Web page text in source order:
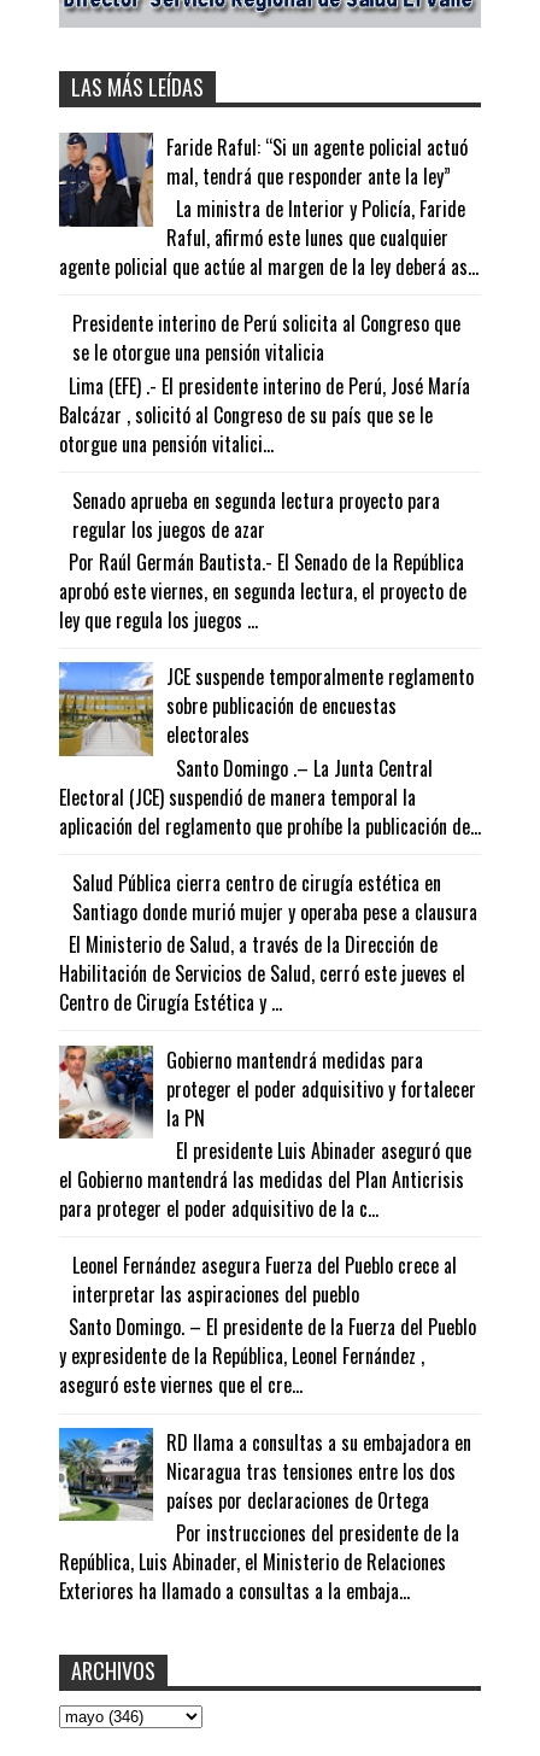
LAS MÁS LEÍDAS
Faride Raful: “Si un agente policial actuó
mal, tendrá que responder ante la ley”
La ministra de Interior y Policía, Faride
Raful, afirmó este lunes que cualquier
agente policial que actúe al margen de la ley deberá as...
Presidente interino de Perú solicita al Congreso que
se le otorgue una pensión vitalicia
Lima (EFE) .- El presidente interino de Perú, José María
Balcázar , solicitó al Congreso de su país que se le
otorgue una pensión vitalici...
Senado aprueba en segunda lectura proyecto para
regular los juegos de azar
Por Raúl Germán Bautista.- El Senado de la República
aprobó este viernes, en segunda lectura, el proyecto de
ley que regula los juegos ...
JCE suspende temporalmente reglamento
sobre publicación de encuestas
electorales
Santo Domingo .– La Junta Central
Electoral (JCE) suspendió de manera temporal la
aplicación del reglamento que prohíbe la publicación de...
Salud Pública cierra centro de cirugía estética en
Santiago donde murió mujer y operaba pese a clausura
El Ministerio de Salud, a través de la Dirección de
Habilitación de Servicios de Salud, cerró este jueves el
Centro de Cirugía Estética y ...
Gobierno mantendrá medidas para
proteger el poder adquisitivo y fortalecer
la PN
El presidente Luis Abinader aseguró que
el Gobierno mantendrá las medidas del Plan Anticrisis
para proteger el poder adquisitivo de la c...
Leonel Fernández asegura Fuerza del Pueblo crece al
interpretar las aspiraciones del pueblo
Santo Domingo. – El presidente de la Fuerza del Pueblo
y expresidente de la República, Leonel Fernández ,
aseguró este viernes que el cre...
RD llama a consultas a su embajadora en
Nicaragua tras tensiones entre los dos
países por declaraciones de Ortega
Por instrucciones del presidente de la
República, Luis Abinader, el Ministerio de Relaciones
Exteriores ha llamado a consultas a la embaja...
ARCHIVOS